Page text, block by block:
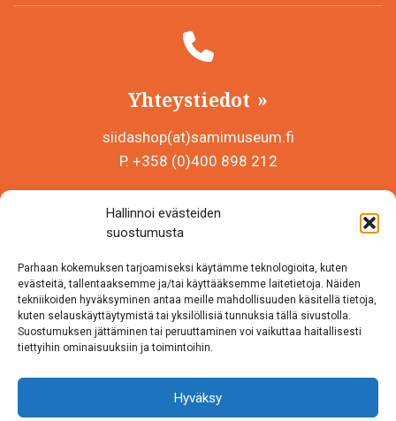
Hallinnoi evästeiden
suostumusta
Parhaan kokemuksen tarjoamiseksi käytämme teknologioita, kuten
evästeitä, tallentaaksemme ja/tai käyttääksemme laitetietoja. Näiden
tekniikoiden hyväksyminen antaa meille mahdollisuuden käsitellä tietoja,
kuten selauskäyttäytymistä tai yksilöllisiä tunnuksia tällä sivustolla.
Suostumuksen jättäminen tai peruuttaminen voi vaikuttaa haitallisesti
tiettyihin ominaisuuksiin ja toimintoihin.
Hyväksy
Yhteystiedot
siidashop(at)samimuseum.fi
P. +358 (0)400 898 212
Y-tunnus 0625907-2
Inarintie 46
99870 Inari
Löydät meidät myös somesta!
Instagram
Facebook